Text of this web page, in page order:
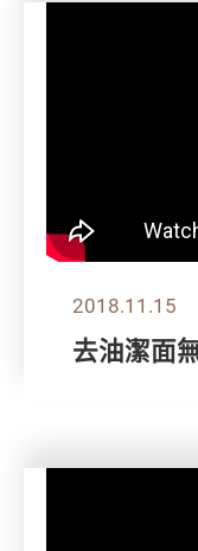
2018.11.15
去油潔面